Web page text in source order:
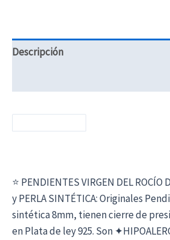
Descripción
⭐ PENDIENTES VIRGEN DEL ROCÍO
y PERLA SINTÉTICA: Originales
sintética 8mm, tienen cierre de
en Plata de ley 925. Son